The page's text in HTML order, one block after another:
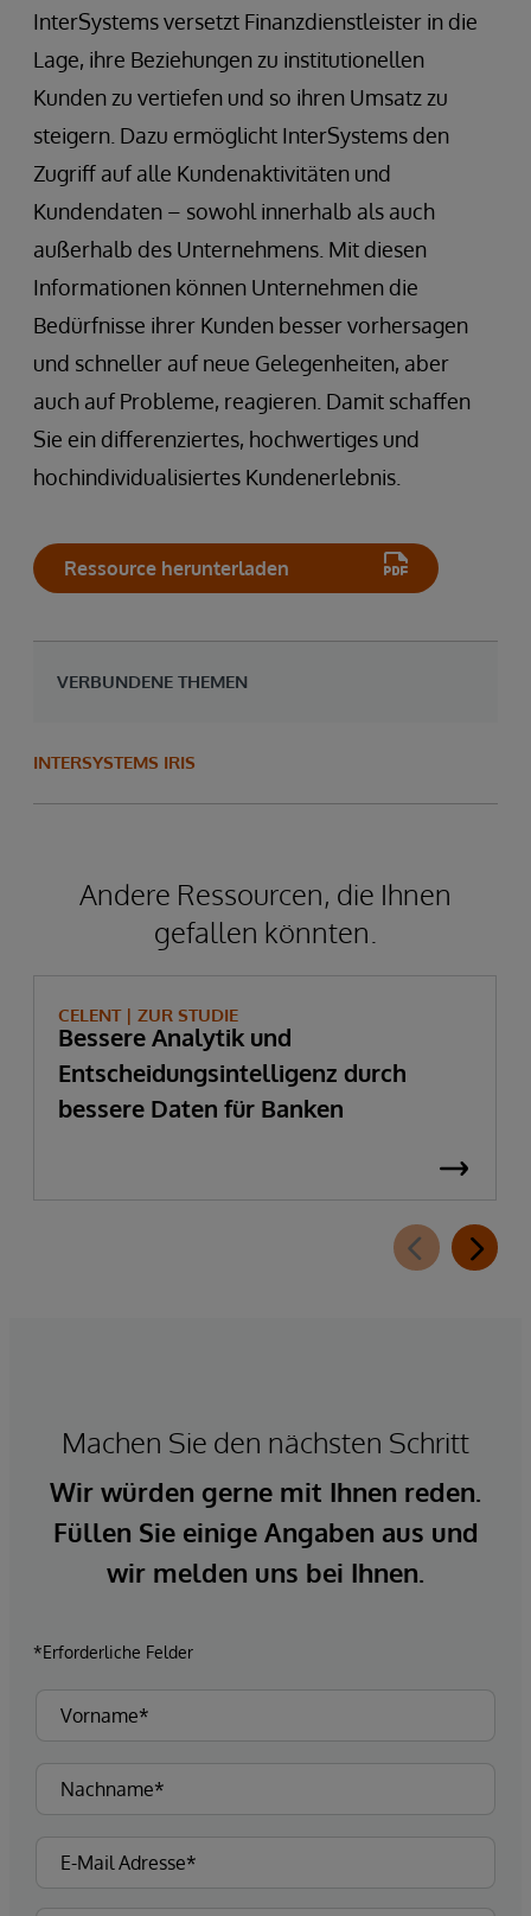
InterSystems versetzt Finanzdienstleister in die
Lage, ihre Beziehungen zu institutionellen
Kunden zu vertiefen und so ihren Umsatz zu
steigern. Dazu ermöglicht InterSystems den
Zugriff auf alle Kundenaktivitäten und
Kundendaten – sowohl innerhalb als auch
außerhalb des Unternehmens. Mit diesen
Informationen können Unternehmen die
Bedürfnisse ihrer Kunden besser vorhersagen
und schneller auf neue Gelegenheiten, aber
auch auf Probleme, reagieren. Damit schaffen
Sie ein differenziertes, hochwertiges und
hochindividualisiertes Kundenerlebnis.
Ressource herunterladen
VERBUNDENE THEMEN
INTERSYSTEMS IRIS
Andere Ressourcen, die Ihnen
gefallen könnten.
CELENT | ZUR STUDIE
Bessere Analytik und
Entscheidungsintelligenz durch
bessere Daten für Banken
Machen Sie den nächsten Schritt
Wir würden gerne mit Ihnen reden.
Füllen Sie einige Angaben aus und
wir melden uns bei Ihnen.
*Erforderliche Felder